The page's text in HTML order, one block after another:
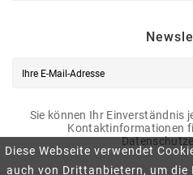
Diese Webseite verwendet
auch von Drittanbietern, um die
Sie können Ihr Einverständnis
Kontaktinformationen